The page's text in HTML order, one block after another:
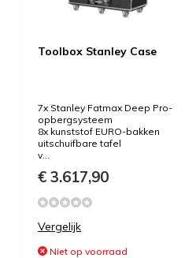
Toolbox Stanley Case
7x Stanley Fatmax Deep Pro-
opbergsysteem
8x kunststof EURO-bakken
uitschuifbare tafel
v...
€ 3.617,90
Vergelijk
Niet op voorraad